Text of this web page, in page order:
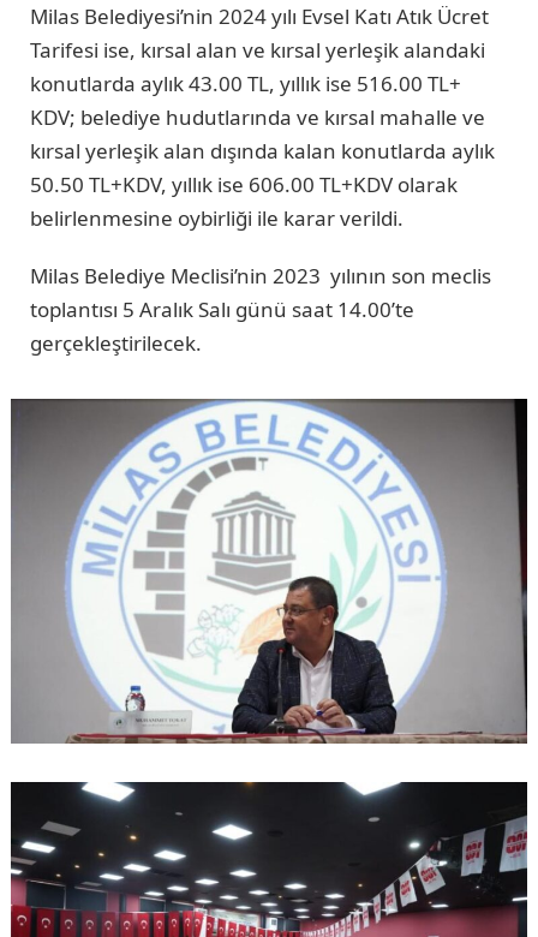
Milas Belediyesi’nin 2024 yılı Evsel Katı Atık Ücret
Tarifesi ise, kırsal alan ve kırsal yerleşik alandaki
konutlarda aylık 43.00 TL, yıllık ise 516.00 TL+
KDV; belediye hudutlarında ve kırsal mahalle ve
kırsal yerleşik alan dışında kalan konutlarda aylık
50.50 TL+KDV, yıllık ise 606.00 TL+KDV olarak
belirlenmesine oybirliği ile karar verildi.
Milas Belediye Meclisi’nin 2023 yılının son meclis
toplantısı 5 Aralık Salı günü saat 14.00’te
gerçekleştirilecek.